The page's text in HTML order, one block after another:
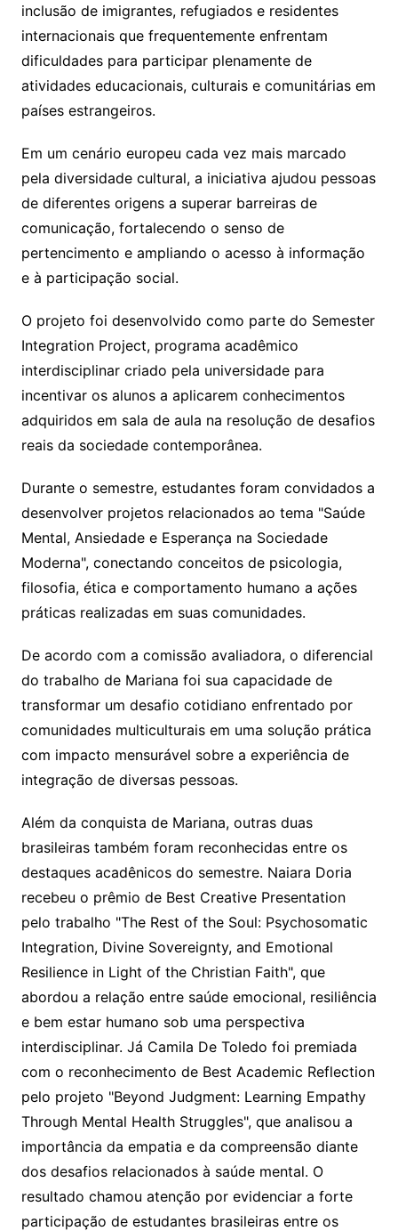
inclusão de imigrantes, refugiados e residentes
internacionais que frequentemente enfrentam
dificuldades para participar plenamente de
atividades educacionais, culturais e comunitárias em
países estrangeiros.
Em um cenário europeu cada vez mais marcado
pela diversidade cultural, a iniciativa ajudou pessoas
de diferentes origens a superar barreiras de
comunicação, fortalecendo o senso de
pertencimento e ampliando o acesso à informação
e à participação social.
O projeto foi desenvolvido como parte do Semester
Integration Project, programa acadêmico
interdisciplinar criado pela universidade para
incentivar os alunos a aplicarem conhecimentos
adquiridos em sala de aula na resolução de desafios
reais da sociedade contemporânea.
Durante o semestre, estudantes foram convidados a
desenvolver projetos relacionados ao tema "Saúde
Mental, Ansiedade e Esperança na Sociedade
Moderna", conectando conceitos de psicologia,
filosofia, ética e comportamento humano a ações
práticas realizadas em suas comunidades.
De acordo com a comissão avaliadora, o diferencial
do trabalho de Mariana foi sua capacidade de
transformar um desafio cotidiano enfrentado por
comunidades multiculturais em uma solução prática
com impacto mensurável sobre a experiência de
integração de diversas pessoas.
Além da conquista de Mariana, outras duas
brasileiras também foram reconhecidas entre os
destaques acadênicos do semestre. Naiara Doria
recebeu o prêmio de Best Creative Presentation
pelo trabalho "The Rest of the Soul: Psychosomatic
Integration, Divine Sovereignty, and Emotional
Resilience in Light of the Christian Faith", que
abordou a relação entre saúde emocional, resiliência
e bem estar humano sob uma perspectiva
interdisciplinar. Já Camila De Toledo foi premiada
com o reconhecimento de Best Academic Reflection
pelo projeto "Beyond Judgment: Learning Empathy
Through Mental Health Struggles", que analisou a
importância da empatia e da compreensão diante
dos desafios relacionados à saúde mental. O
resultado chamou atenção por evidenciar a forte
participação de estudantes brasileiras entre os